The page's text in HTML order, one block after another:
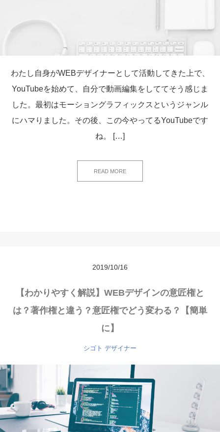
わたし自身がWEBデザイナーとして活動してきた上で、
YouTubeを始めて、自分で動画編集をしててそう感じま
した。最初はモーショングラフィックスというジャンル
にハマりました。その後、この今やってるYouTubeです
ね。 […]
READ MORE
2019/10/16
【わかりやすく解説】WEBデザインの意匠権と
は？著作権と違う？意匠権でどう変わる？【簡単
に】
シゴト デザイナー